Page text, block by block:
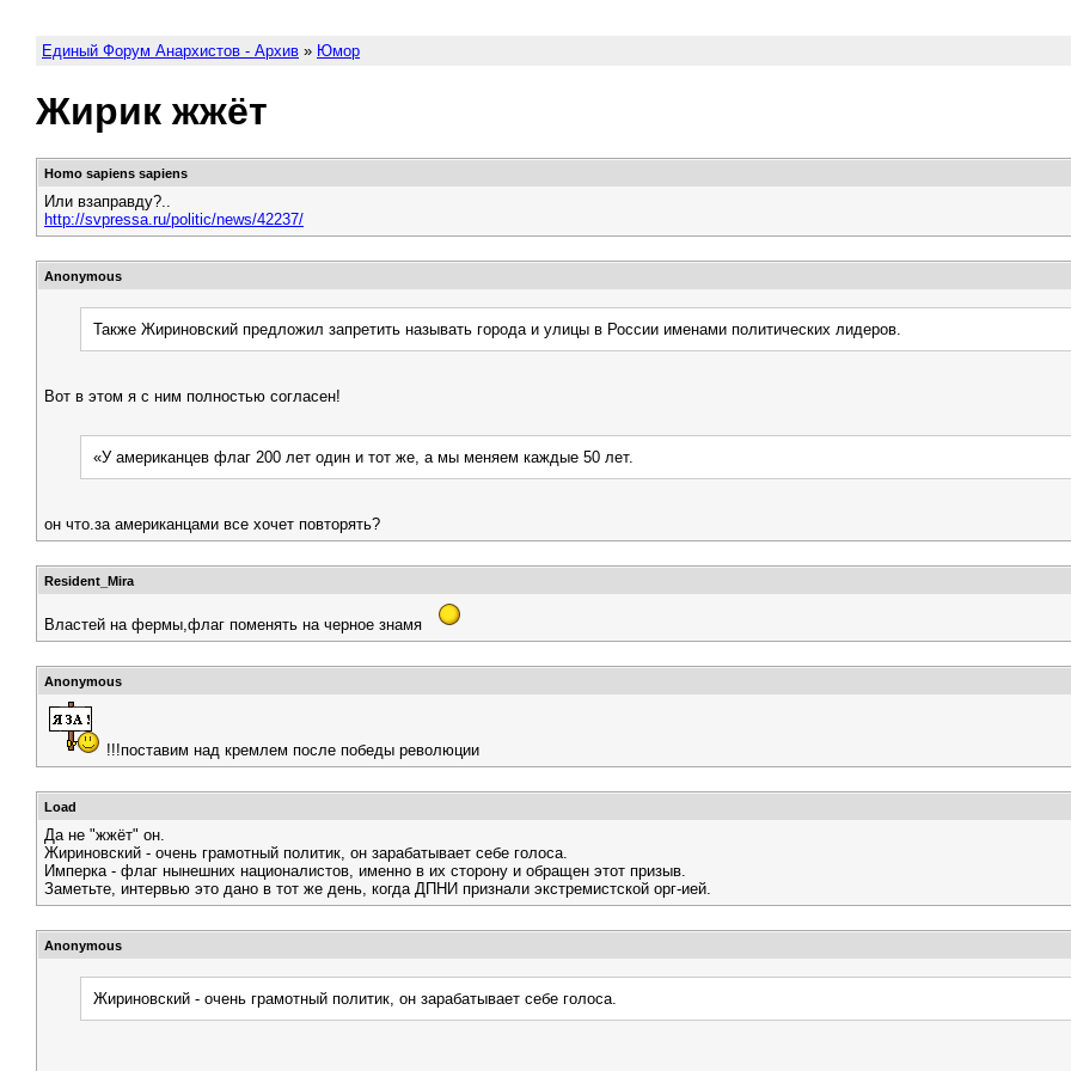
Единый Форум Анархистов - Архив » Юмор
Жирик жжёт
Homo sapiens sapiens
Или взаправду?..
http://svpressa.ru/politic/news/42237/
Anonymous
Также Жириновский предложил запретить называть города и улицы в России именами политических лидеров.
Вот в этом я с ним полностью согласен!
«У американцев флаг 200 лет один и тот же, а мы меняем каждые 50 лет.
он что.за американцами все хочет повторять?
Resident_Mira
Властей на фермы,флаг поменять на черное знамя
Anonymous
!!!поставим над кремлем после победы революции
Load
Да не "жжёт" он.
Жириновский - очень грамотный политик, он зарабатывает себе голоса.
Имперка - флаг нынешних националистов, именно в их сторону и обращен этот призыв.
Заметьте, интервью это дано в тот же день, когда ДПНИ признали экстремистской орг-ией.
Anonymous
Жириновский - очень грамотный политик, он зарабатывает себе голоса.